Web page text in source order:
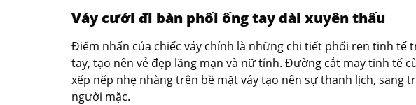
Váy cưới đi bàn phối ống tay dài xuyên thấu
Điểm nhấn của chiếc váy chính là những chi tiết phối ren tinh tế
tay, tạo nên vẻ đẹp lãng mạn và nữ tính. Đường cắt may tinh tế
xếp nếp nhẹ nhàng trên bề mặt váy tạo nên sự thanh lịch, sang
người mặc.